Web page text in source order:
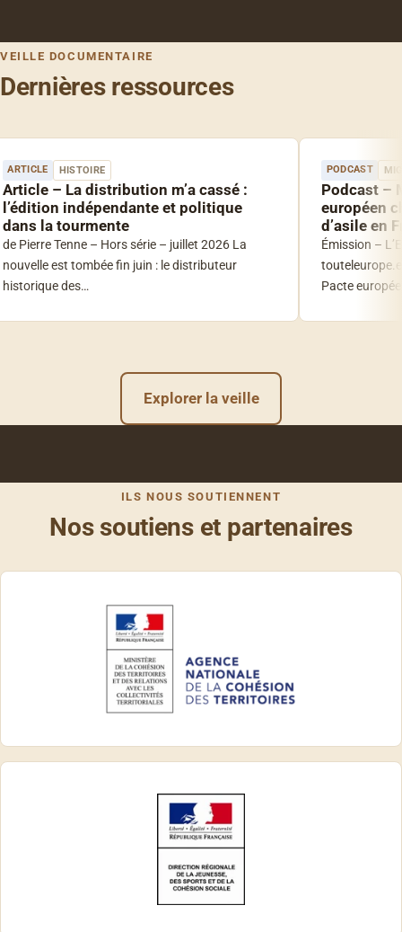
VEILLE DOCUMENTAIRE
Dernières ressources
ARTICLE HISTOIRE
Article – La distribution m’a cassé :
l’édition indépendante et politique
dans la tourmente
de Pierre Tenne – Hors série – juillet 2026 La
nouvelle est tombée fin juin : le distributeur
historique des…
PODCAST
Podcast –
européen
d’asile en
Émission –
Pacte
Explorer la veille
ILS NOUS SOUTIENNENT
Nos soutiens et partenaires